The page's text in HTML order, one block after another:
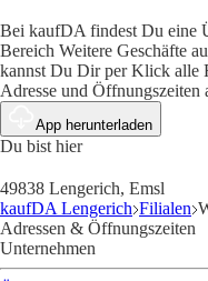
Bei kaufDA findest Du eine
Bereich Weitere Geschäfte
kannst Du Dir per Klick alle
Adresse und Öffnungszeiten
App herunterladen
Du bist hier
49838 Lengerich, Emsl
kaufDA Lengerich Filialen
Adressen & Öffnungszeiten
Unternehmen